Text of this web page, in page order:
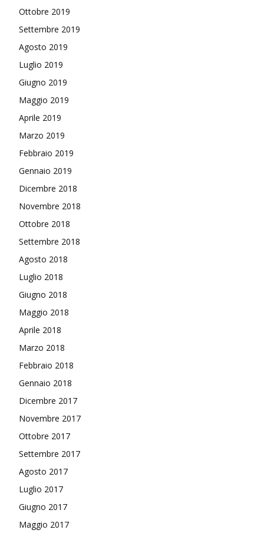
Ottobre 2019
Settembre 2019
Agosto 2019
Luglio 2019
Giugno 2019
Maggio 2019
Aprile 2019
Marzo 2019
Febbraio 2019
Gennaio 2019
Dicembre 2018
Novembre 2018
Ottobre 2018
Settembre 2018
Agosto 2018
Luglio 2018
Giugno 2018
Maggio 2018
Aprile 2018
Marzo 2018
Febbraio 2018
Gennaio 2018
Dicembre 2017
Novembre 2017
Ottobre 2017
Settembre 2017
Agosto 2017
Luglio 2017
Giugno 2017
Maggio 2017